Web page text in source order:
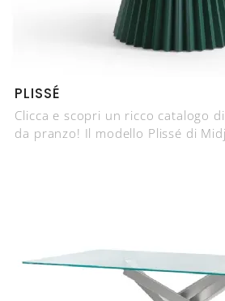
PLISSÉ
Clicca e scopri un ricco catalogo
da pranzo! Il modello Plissé di